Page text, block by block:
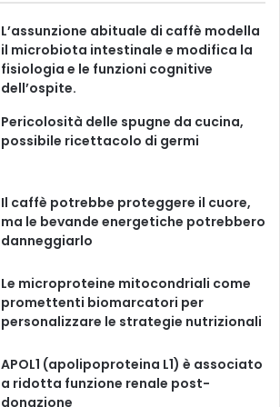
e
b
o
o
k
T
u
b
e
t
a
g
r
a
T
o
k
L’assunzione abituale di caffè modella
il microbiota intestinale e modifica la
fisiologia e le funzioni cognitive
dell’ospite.
Pericolosità delle spugne da cucina,
possibile ricettacolo di germi
Il caffè potrebbe proteggere il cuore,
ma le bevande energetiche potrebbero
danneggiarlo
Le microproteine ​​mitocondriali come
promettenti biomarcatori per
personalizzare le strategie nutrizionali
APOL1 (apolipoproteina L1) è associato
a ridotta funzione renale post-
donazione